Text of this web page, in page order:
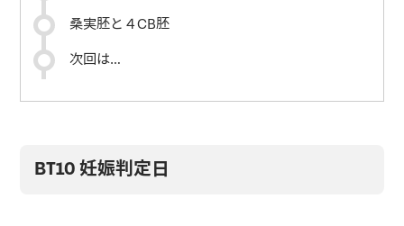
桑実胚と４CB胚
次回は…
BT10 妊娠判定日